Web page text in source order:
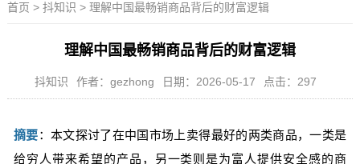
首页 > 抖知识 > 理解中国最畅销商品背后的财富逻辑
理解中国最畅销商品背后的财富逻辑
抖知识 作者：gezhong 日期：2026-05-17 点击：297
摘要：本文探讨了在中国市场上卖得最好的两类商品，一类是
给穷人带来希望的产品，另一类则是为富人提供安全感的商